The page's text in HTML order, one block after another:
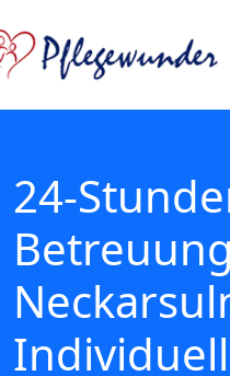
24-